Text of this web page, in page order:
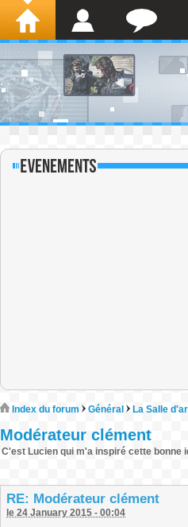
Index du forum Général La Salle
Modérateur clément
C'est Lucien qui m'a inspiré cette bonne
RE: Modérateur clément
le 24 January 2015 - 00:04